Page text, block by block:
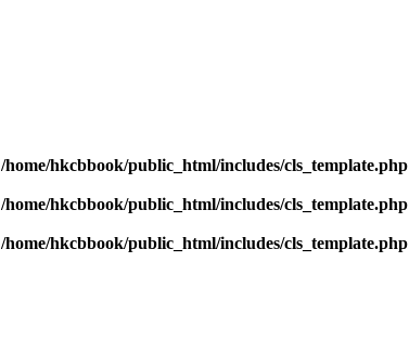
/home/hkcbbook/public_html/includes/cls_template.php
/home/hkcbbook/public_html/includes/cls_template.php
/home/hkcbbook/public_html/includes/cls_template.php